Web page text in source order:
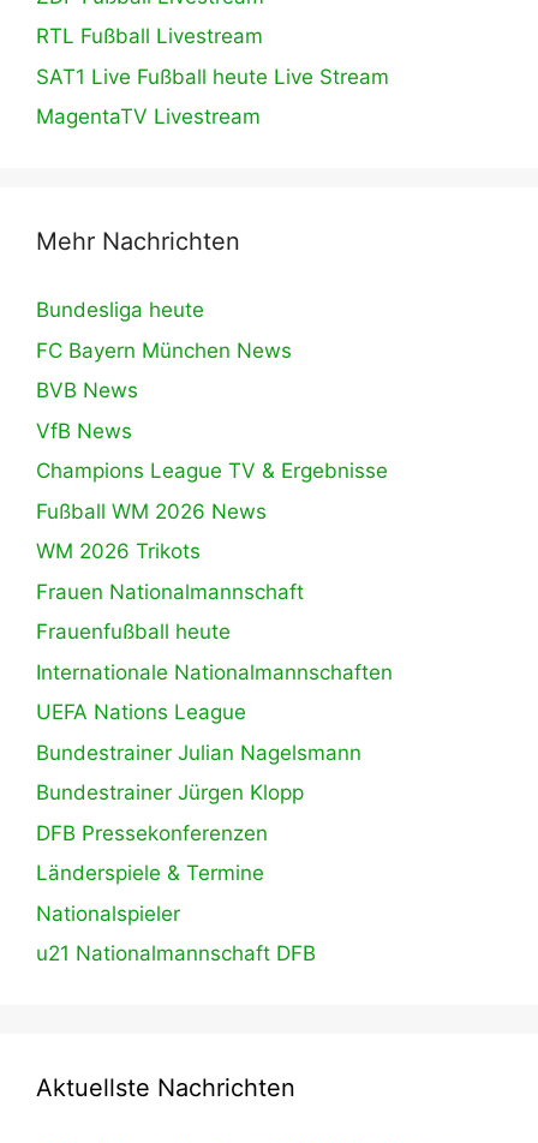
RTL Fußball Livestream
SAT1 Live Fußball heute Live Stream
MagentaTV Livestream
Mehr Nachrichten
Bundesliga heute
FC Bayern München News
BVB News
VfB News
Champions League TV & Ergebnisse
Fußball WM 2026 News
WM 2026 Trikots
Frauen Nationalmannschaft
Frauenfußball heute
Internationale Nationalmannschaften
UEFA Nations League
Bundestrainer Julian Nagelsmann
Bundestrainer Jürgen Klopp
DFB Pressekonferenzen
Länderspiele & Termine
Nationalspieler
u21 Nationalmannschaft DFB
Aktuellste Nachrichten